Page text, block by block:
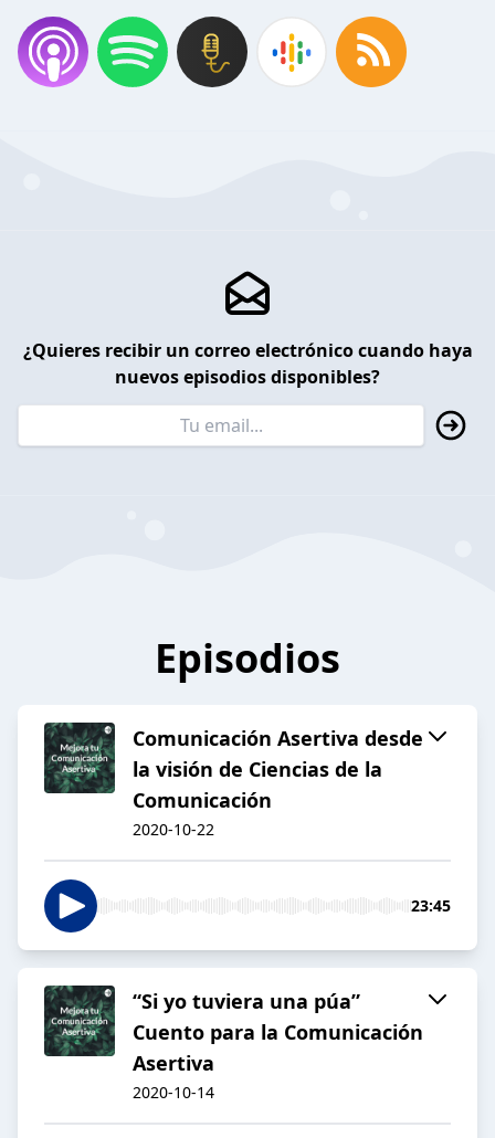
¿Quieres recibir un correo electrónico cuando haya
nuevos episodios disponibles?
Episodios
Comunicación Asertiva desde
la visión de Ciencias de la
Comunicación
2020-10-22
23:45
“Si yo tuviera una púa”
Cuento para la Comunicación
Asertiva
2020-10-14